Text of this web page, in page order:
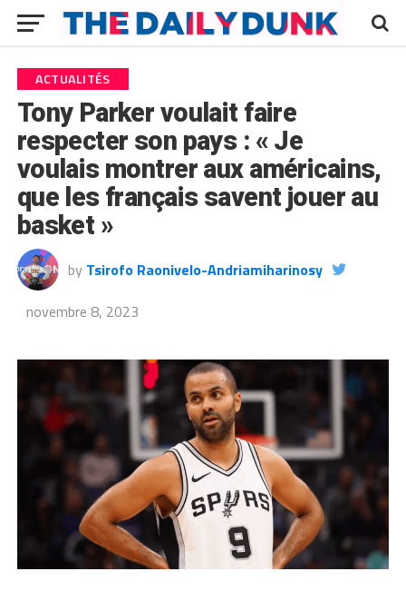
ACTUALITÉS
Tony Parker voulait faire
respecter son pays : « Je
voulais montrer aux américains,
que les français savent jouer au
basket »
by Tsirofo Raonivelo-Andriamiharinosy
novembre 8, 2023